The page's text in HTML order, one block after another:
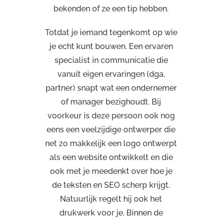
bekenden of ze een tip hebben.
Totdat je iemand tegenkomt op wie
je echt kunt bouwen. Een ervaren
specialist in communicatie die
vanuit eigen ervaringen (dga,
partner) snapt wat een ondernemer
of manager bezighoudt. Bij
voorkeur is deze persoon ook nog
eens een veelzijdige ontwerper die
net zo makkelijk een logo ontwerpt
als een website ontwikkelt en die
ook met je meedenkt over hoe je
de teksten en SEO scherp krijgt.
Natuurlijk regelt hij ook het
drukwerk voor je. Binnen de